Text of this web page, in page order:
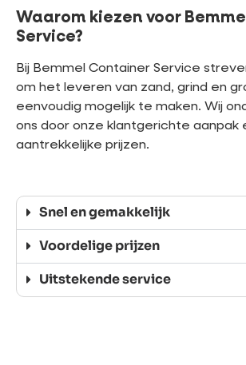
Waarom kiezen voor
Service?
Bij Bemmel Container Service
om het leveren van zand, grind en
eenvoudig mogelijk te maken. Wij
ons door onze klantgerichte aanpak
aantrekkelijke prijzen.
Snel en gemakkelijk
Voordelige prijzen
Uitstekende service